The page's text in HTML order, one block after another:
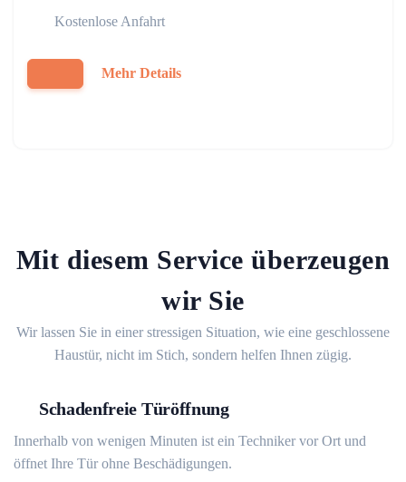
Kostenlose Anfahrt
Mehr Details
Mit diesem Service überzeugen
wir Sie
Wir lassen Sie in einer stressigen Situation, wie eine geschlossene
Haustür, nicht im Stich, sondern helfen Ihnen zügig.
Schadenfreie Türöffnung
Innerhalb von wenigen Minuten ist ein Techniker vor Ort und
öffnet Ihre Tür ohne Beschädigungen.